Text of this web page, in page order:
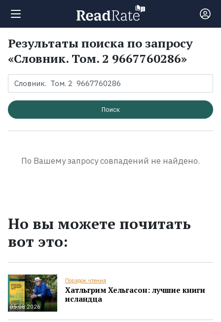
Поиск
Новости
Рейтинги
Результаты поиска по запросу
«Словник. Том. 2 9667760286»
Поиск
По Вашему запросу совпадений не найдено.
Но вы можете почитать
вот это:
05.08.2026
Порядок чтения
Хатльгрим Хельгасон: лучшие книги
исландца